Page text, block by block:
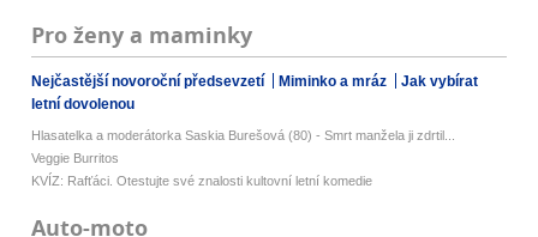
Pro ženy a maminky
Nejčastější novoroční předsevzetí Miminko a mráz
Jak vybírat
letní dovolenou
Hlasatelka a moderátorka Saskia Burešová (80) - Smrt manžela ji zdrtil...
Veggie Burritos
KVÍZ: Rafťáci. Otestujte své znalosti kultovní letní komedie
Auto-moto